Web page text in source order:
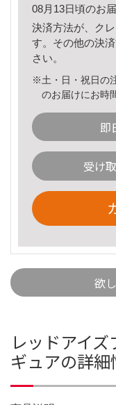
08月13日頃のお
決済方法が、ク
す。その他の決
さい。
※土・日・祝日の
のお届けにお時
即
受け
欲
レッドアイ
ギュアの詳細